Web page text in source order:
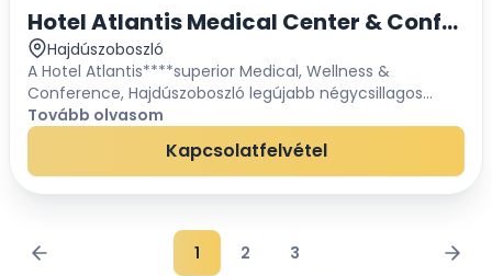
Hotel Atlantis Medical Center &
Hajdúszoboszló
A Hotel Atlantis****superior Medical, Wellness &
Conference, Hajdúszoboszló legújabb négycsillagos
szállodája. A gyógyfürdő közvetlen közelségében épült. A
létesítmény stílusa, modern. Formabontó...
Tovább olvasom
Kapcsolatfelvétel
1 2 3